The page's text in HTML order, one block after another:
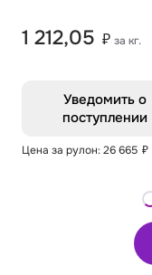
1 212,05 ₽ за кг.
Уведомить о
поступлении
Цена за рулон: 26 665 ₽